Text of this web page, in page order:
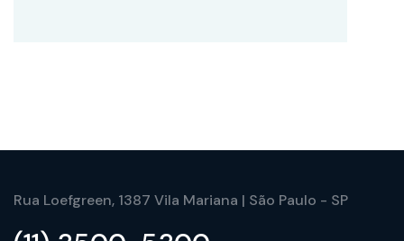
Rua Loefgreen, 1387 Vila Mariana | São Paulo - SP